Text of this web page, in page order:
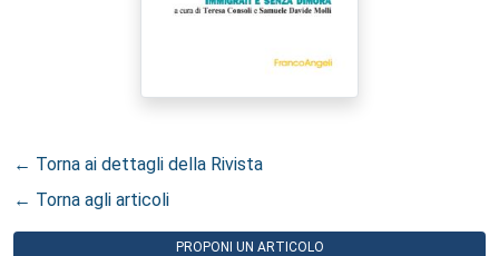
← Torna ai dettagli della Rivista
← Torna agli articoli
PROPONI UN ARTICOLO